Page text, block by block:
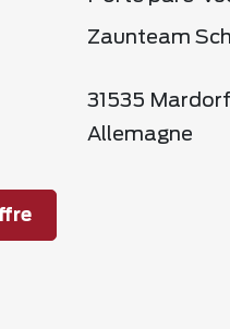
Zaunteam
31535 Mardorf
Allemagne